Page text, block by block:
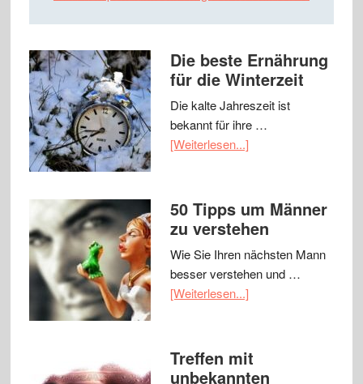
Die beste Ernährung
für die Winterzeit
Die kalte Jahreszeit ist
bekannt für ihre …
[Weiterlesen...]
50 Tipps um Männer
zu verstehen
Wie Sie Ihren nächsten Mann
besser verstehen und …
[Weiterlesen...]
Treffen mit
unbekannten